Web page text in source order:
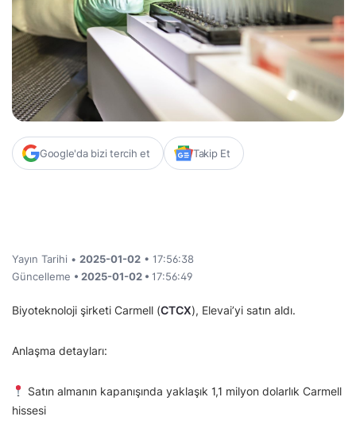
Google'da bizi tercih et Takip Et
Yayın Tarihi • 2025-01-02 • 17:56:38
Güncelleme • 2025-01-02 • 17:56:49
Biyoteknoloji şirketi Carmell (CTCX), Elevai’yi satın aldı.
Anlaşma detayları:
Satın almanın kapanışında yaklaşık 1,1 milyon dolarlık Carmell
hissesi